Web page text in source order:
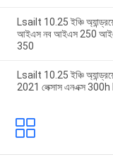
Lsailt 10.25 ইঞ্চি
আইএস নব আইএস 250
350
Lsailt 10.25 ইঞ্চি
2021 লেক্সাস এনএক্স